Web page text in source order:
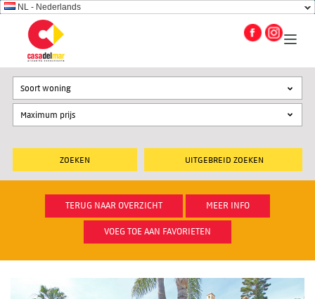
NL - Nederlands
UITGEBREID ZOEKEN
Soort woning
TERUG NAAR OVERZICHT MEER INFO
VOEG TOE AAN FAVORIETEN